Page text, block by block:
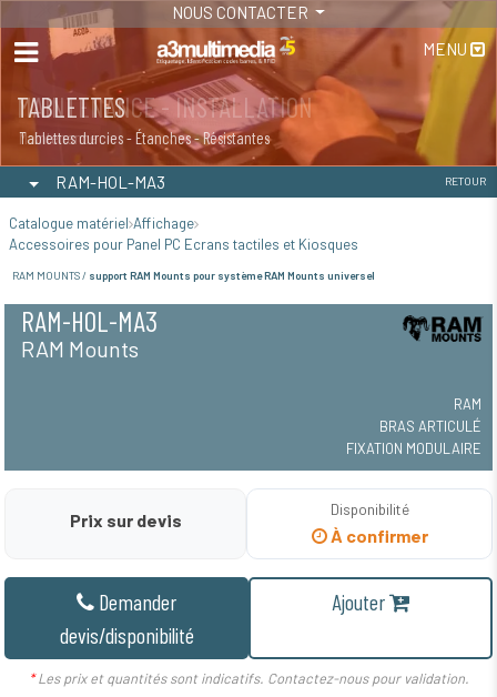
NOUS CONTACTER
MENU
MAINTENANCE - INSTALLATION
Maintenance
TABLETTES
Tablettes durcies - Étanches - Résistantes
RAM-HOL-MA3 RETOUR
Catalogue matériel Affichage
Accessoires pour Panel PC Ecrans tactiles et Kiosques
RAM MOUNTS / support RAM Mounts pour système RAM Mounts universel
RAM-HOL-MA3
RAM Mounts
RAM
BRAS ARTICULÉ
FIXATION MODULAIRE
Prix sur devis
Disponibilité
À confirmer
Demander
devis/disponibilité
Ajouter
*Les prix et quantités sont indicatifs. Contactez-nous pour validation.